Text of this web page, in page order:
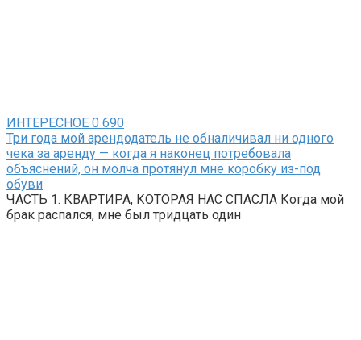
ИНТЕРЕСНОЕ 0 690
Три года мой арендодатель не обналичивал ни одного
чека за аренду — когда я наконец потребовала
объяснений, он молча протянул мне коробку из-под
обуви
ЧАСТЬ 1. КВАРТИРА, КОТОРАЯ НАС СПАСЛА Когда мой
брак распался, мне был тридцать один